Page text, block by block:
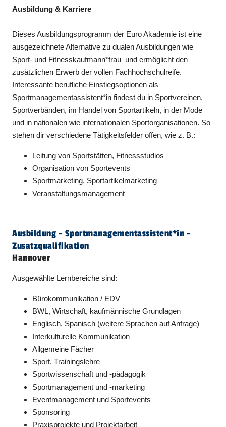
Ausbildung & Karriere
Dieses Ausbildungsprogramm der Euro Akademie ist eine
ausgezeichnete Alternative zu dualen Ausbildungen wie
Sport- und Fitnesskaufmann*frau und ermöglicht den
zusätzlichen Erwerb der vollen Fachhochschulreife.
Interessante berufliche Einstiegsoptionen als
Sportmanagementassistent*in findest du in Sportvereinen,
Sportverbänden, im Handel von Sportartikeln, in der Mode
und in nationalen wie internationalen Sportorganisationen. So
stehen dir verschiedene Tätigkeitsfelder offen, wie z. B.:
Leitung von Sportstätten, Fitnessstudios
Organisation von Sportevents
Sportmarketing, Sportartikelmarketing
Veranstaltungsmanagement
Ausbildung - Sportmanagement­assistent​*in -
Zusatzqualifikation
Hannover
Ausgewählte Lernbereiche sind:
Bürokommunikation / EDV
BWL, Wirtschaft, kaufmännische Grundlagen
Englisch, Spanisch (weitere Sprachen auf Anfrage)
Interkulturelle Kommunikation
Allgemeine Fächer
Sport, Trainingslehre
Sportwissenschaft und -pädagogik
Sportmanagement und -marketing
Eventmanagement und Sportevents
Sponsoring
Praxisprojekte und Projektarbeit